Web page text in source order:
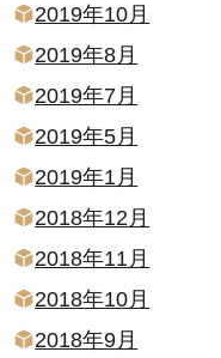
2019年10月
2019年8月
2019年7月
2019年5月
2019年1月
2018年12月
2018年11月
2018年10月
2018年9月